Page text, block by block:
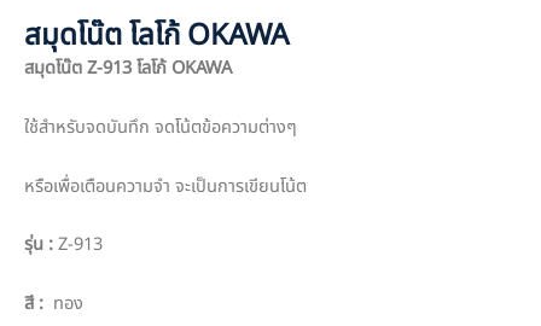
สมุดโน๊ต โลโก้ OKAWA
สมุดโน๊ตZ-913 โลโก้ OKAWA
ใช้สำหรับจดบันทึก จดโน้ตข้อความต่างๆ
หรือเพื่อเตือนความจำ จะเป็นการเขียนโน้ต
รุ่น :Z-913
สี: ทอง